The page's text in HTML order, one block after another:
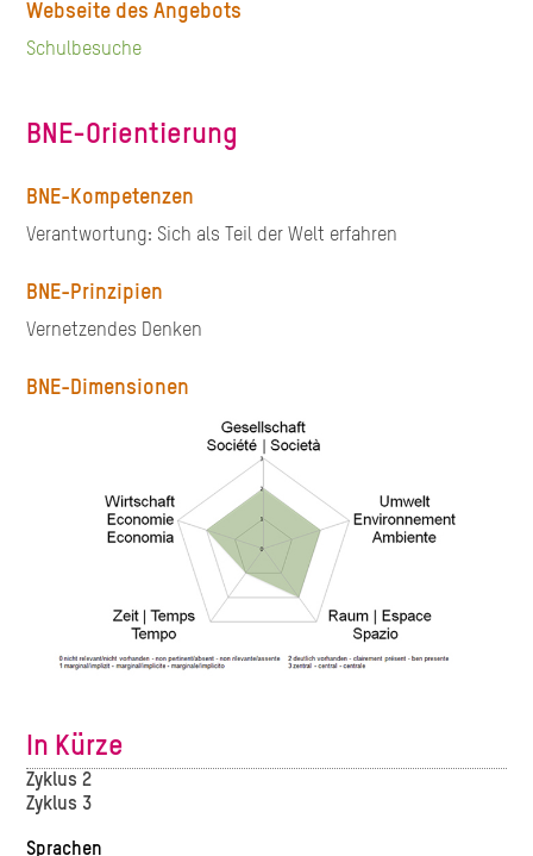
Webseite des Angebots
Schulbesuche
BNE-Orientierung
BNE-Kompetenzen
Verantwortung: Sich als Teil der Welt erfahren
BNE-Prinzipien
Vernetzendes Denken
BNE-Dimensionen
In Kürze
Zyklus 2
Zyklus 3
Sprachen